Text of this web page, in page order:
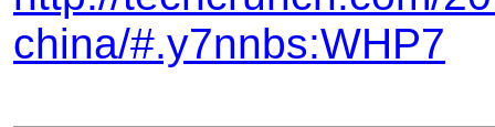
china/#.y7nnbs:WHP7